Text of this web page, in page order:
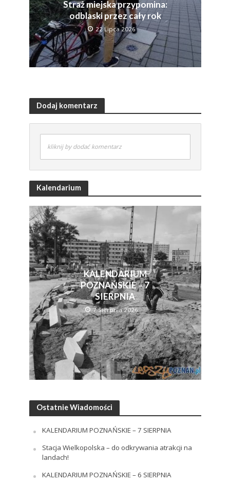
Straż miejska przypomina:
odblaski przez cały rok
22 Lipca 2026
Dodaj komentarz
kliknij by dodać komentarz
Kalendarium
KALENDARIUM
POZNAŃSKIE – 7
SIERPNIA
7 Sierpnia 2026
Ostatnie Wiadomości
KALENDARIUM POZNAŃSKIE – 7 SIERPNIA
Stacja Wielkopolska – do odkrywania atrakcji na
landach!
KALENDARIUM POZNAŃSKIE – 6 SIERPNIA